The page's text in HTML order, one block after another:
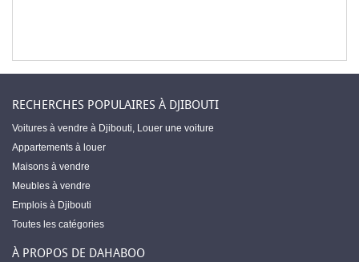
RECHERCHES POPULAIRES À DJIBOUTI
Voitures à vendre à Djibouti, Louer une voiture
Appartements à louer
Maisons à vendre
Meubles à vendre
Emplois à Djibouti
Toutes les catégories
À PROPOS DE DAHABOO